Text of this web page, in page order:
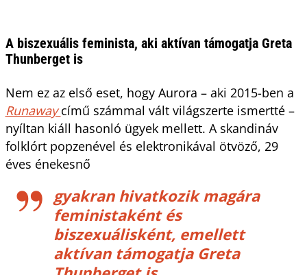
A biszexuális feminista, aki aktívan támogatja Greta
Thunberget is
Nem ez az első eset, hogy Aurora – aki 2015-ben a
Runawaycímű számmal vált világszerte ismertté –
nyíltan kiáll hasonló ügyek mellett. A skandináv
folklórt popzenével és elektronikával ötvöző, 29
éves énekesnő
gyakran hivatkozik magára
feministaként és
biszexuálisként, emellett
aktívan támogatja Greta